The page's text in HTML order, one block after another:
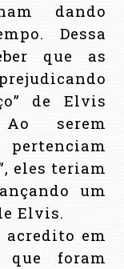
dando
Dessa
que as
de Elvis
Ao serem
eles teriam
um
Elvis.
acredito em
que foram